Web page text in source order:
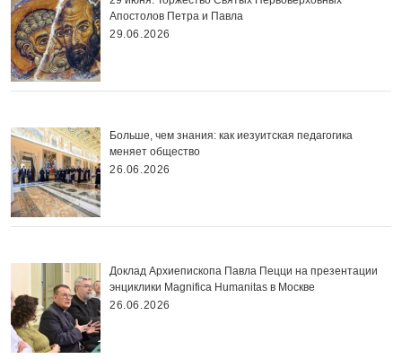
Апостолов Петра и Павла
29.06.2026
Больше, чем знания: как иезуитская педагогика
меняет общество
26.06.2026
Доклад Архиепископа Павла Пецци на презентации
энциклики Magnifica Нumanitas в Москве
26.06.2026